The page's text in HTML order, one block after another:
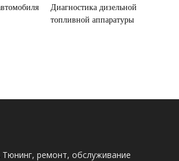
Диагностика дизельной
топливной аппаратуры
ремонт, обслуживание